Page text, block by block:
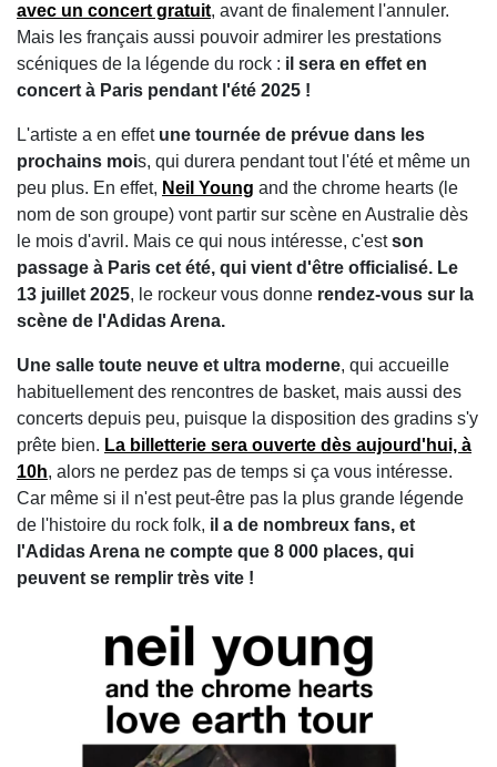
avec un concert gratuit, avant de finalement l'annuler.
Mais les français aussi pouvoir admirer les prestations
scéniques de la légende du rock : il sera en effet en
concert à Paris pendant l'été 2025 !
L'artiste a en effet une tournée de prévue dans les
prochains mois, qui durera pendant tout l'été et même un
peu plus. En effet, Neil Young and the chrome hearts (le
nom de son groupe) vont partir sur scène en Australie dès
le mois d'avril. Mais ce qui nous intéresse, c'estson
passage à Paris cet été, qui vient d'être officialisé. Le
13 juillet 2025, le rockeur vous donne rendez-vous sur la
scène de l'Adidas Arena.
Une salle toute neuve et ultra moderne, qui accueille
habituellement des rencontres de basket, mais aussi des
concerts depuis peu, puisque la disposition des gradins s'y
prête bien. La billetterie sera ouverte dès aujourd'hui, à
10h, alors ne perdez pas de temps si ça vous intéresse.
Car même si il n'est peut-être pas la plus grande légende
de l'histoire du rock folk, il a de nombreux fans, et
l'Adidas Arena ne compte que 8 000 places, qui
peuvent se remplir très vite !